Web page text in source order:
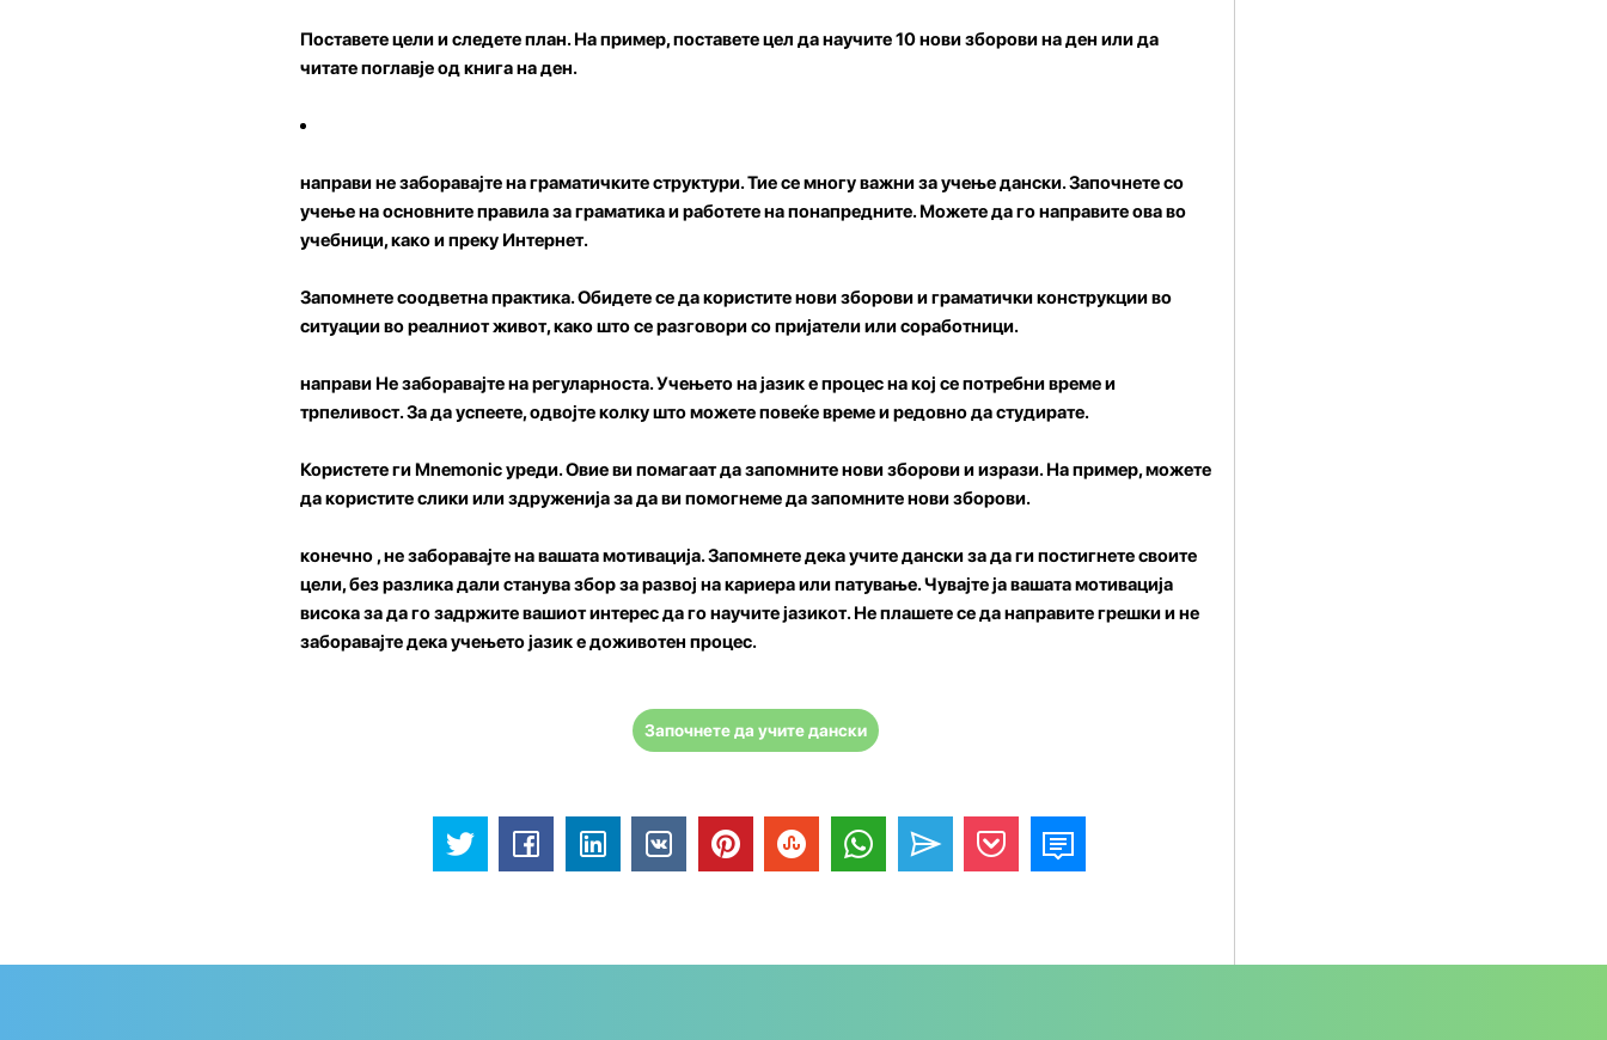
Поставете цели и следете план. На пример, поставете цел да научите 10 нови зборови на ден или да
читате поглавје од книга на ден.
направи не заборавајте на граматичките структури.Тие се многу важни за учење дански. Започнете со
учење на основните правила за граматика и работете на понапредните. Можете да го направите ова во
учебници, како и преку Интернет.
Запомнете соодветна практика. Обидете се да користите нови зборови и граматички конструкции во
ситуации во реалниот живот, како што се разговори со пријатели или соработници.
направи Не заборавајте на регуларноста.Учењето на јазик е процес на кој се потребни време и
трпеливост. За да успеете, одвојте колку што можете повеќе време и редовно да студирате.
Користете ги Mnemonic уреди.Овие ви помагаат да запомните нови зборови и изрази. На пример, можете
да користите слики или здруженија за да ви помогнеме да запомните нови зборови.
конечно , не заборавајте на вашата мотивација.Запомнете дека учите дански за да ги постигнете своите
цели, без разлика дали станува збор за развој на кариера или патување. Чувајте ја вашата мотивација
висока за да го задржите вашиот интерес да го научите јазикот. Не плашете се да направите грешки и не
заборавајте дека учењето јазик е доживотен процес.
Започнете да учите дански